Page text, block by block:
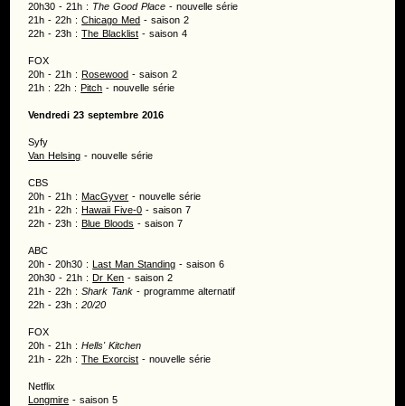
20h30 - 21h : The Good Place - nouvelle série
21h - 22h :Chicago Med - saison 2
22h - 23h :The Blacklist - saison 4
FOX
20h - 21h :Rosewood - saison 2
21h : 22h :Pitch - nouvelle série
Vendredi 23 septembre 2016
Syfy
Van Helsing - nouvelle série
CBS
20h - 21h :MacGyver - nouvelle série
21h - 22h :Hawaii Five-0 - saison 7
22h - 23h :Blue Bloods - saison 7
ABC
20h - 20h30 :Last Man Standing - saison 6
20h30 - 21h :Dr Ken - saison 2
21h - 22h :Shark Tank - programme alternatif
22h - 23h :20/20
FOX
20h - 21h :Hells' Kitchen
21h - 22h :The Exorcist - nouvelle série
Netflix
Longmire - saison 5